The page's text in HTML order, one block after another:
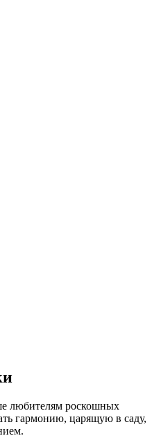
любителям роскошных
гармонию, царящую в саду,